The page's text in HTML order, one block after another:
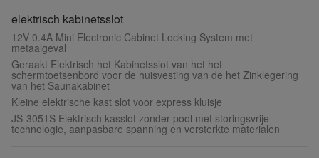
elektrisch kabinetsslot
12V 0.4A Mini Electronic Cabinet Locking System met
metaalgeval
Geraakt Elektrisch het Kabinetsslot van het het
schermtoetsenbord voor de huisvesting van de het Zinklegering
van het Saunakabinet
Kleine elektrische kast slot voor express kluisje
JS-3051S Elektrisch kasslot zonder pool met storingsvrije
technologie, aanpasbare spanning en versterkte materialen